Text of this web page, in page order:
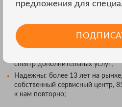
С НАМИ ЛЕГКО
ПЦР:
Разбираемся в том, что продаём;
спектр дополнительных услуг;
Надежны: более 13 лет на
собственный сервисный центр,
к нам повторно;
предложения для